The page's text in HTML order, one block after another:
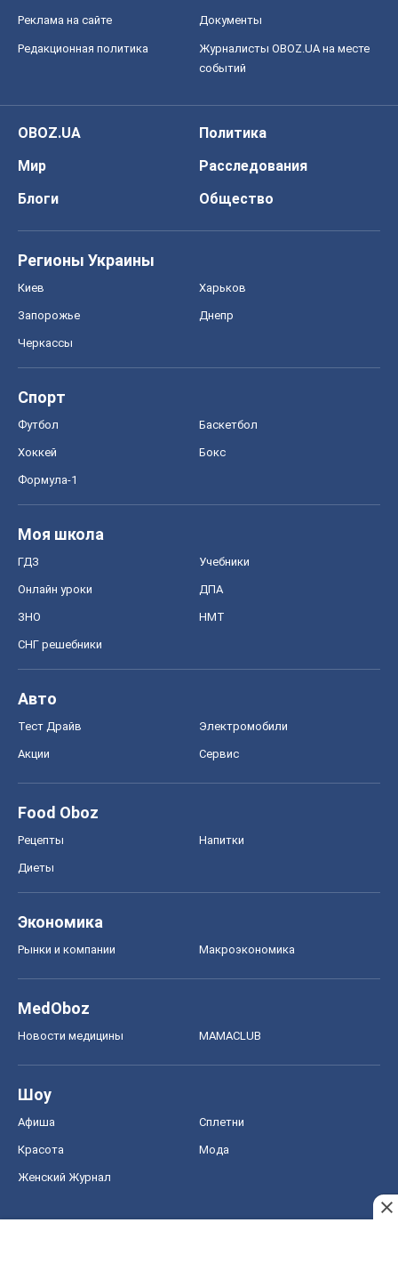
Реклама на сайте Документы
Редакционная политика
Журналисты OBOZ.UA на месте
событий
OBOZ.UA
Политика
Мир
Расследования
Блоги
Общество
Регионы Украины
Киев Харьков
Запорожье Днепр
Черкассы
Спорт
Футбол Баскетбол
Хоккей Бокс
Формула-1
Моя школа
ГДЗ Учебники
Онлайн уроки ДПА
ЗНО НМТ
СНГ решебники
Авто
Тест Драйв Электромобили
Акции Сервис
Food Oboz
Рецепты Напитки
Диеты
Экономика
Рынки и компании Mакроэкономика
MedOboz
Новости медицины MAMACLUB
Шоу
Афиша Сплетни
Красота Мода
Женский Журнал